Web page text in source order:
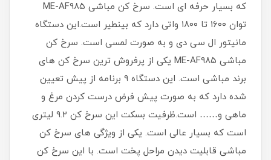
که بسیار حرفه ای است. سرخ کن مباشی ME-AF۹۸۵
توان ۱۶۰۰ تا ۱۸۰۰ واتی دارد که بینطیر است.این دستگاه
مانیتور ال سی دی و به صورت لمسی است. سرخ کن
مباشی ME-AF۹۸۵ یکی از پرفروش ترین سرخ کن های
برند مباشی است. این دستگاه ۹ برنامه از پیش تعیین
شده دارد که به صورت پیش فرض درست کردن مرغ و
ماهی و…… است.ظرفیت بسکت این سرخ کن ۹.۲ لیتری
است که بسیار عالی است. یکی از ویژگی های سرخ کن
مباشی قابلیت دیدن مراحل پخت است. با این سرخ کن